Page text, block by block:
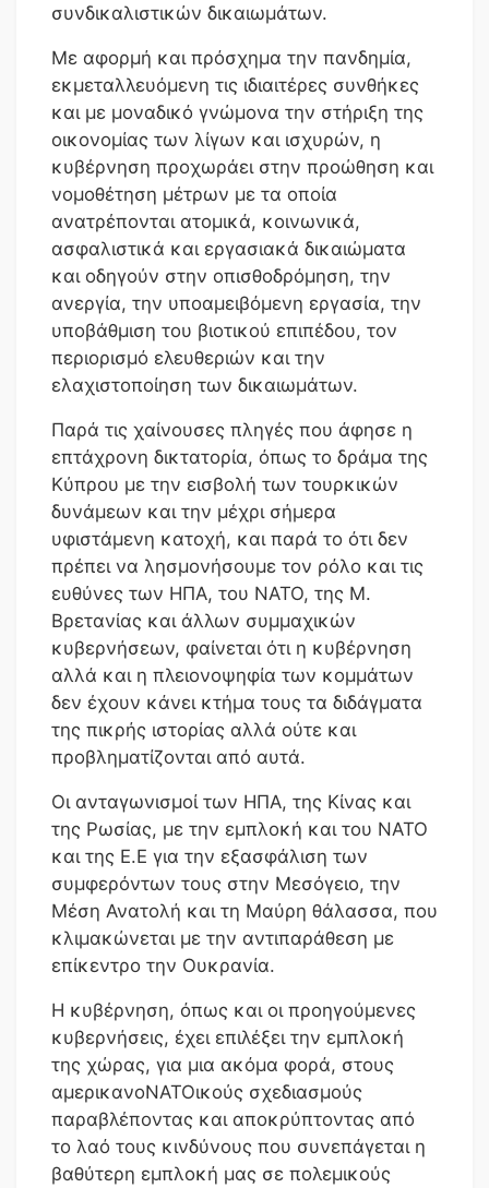
συνδικαλιστικών δικαιωμάτων.
Με αφορμή και πρόσχημα την πανδημία,
εκμεταλλευόμενη τις ιδιαιτέρες συνθήκες
και με μοναδικό γνώμονα την στήριξη της
οικονομίας των λίγων και ισχυρών, η
κυβέρνηση προχωράει στην προώθηση και
νομοθέτηση μέτρων με τα οποία
ανατρέπονται ατομικά, κοινωνικά,
ασφαλιστικά και εργασιακά δικαιώματα
και οδηγούν στην οπισθοδρόμηση, την
ανεργία, την υποαμειβόμενη εργασία, την
υποβάθμιση του βιοτικού επιπέδου, τον
περιορισμό ελευθεριών και την
ελαχιστοποίηση των δικαιωμάτων.
Παρά τις χαίνουσες πληγές που άφησε η
επτάχρονη δικτατορία, όπως το δράμα της
Κύπρου με την εισβολή των τουρκικών
δυνάμεων και την μέχρι σήμερα
υφιστάμενη κατοχή, και παρά το ότι δεν
πρέπει να λησμονήσουμε τον ρόλο και τις
ευθύνες των ΗΠΑ, του ΝΑΤΟ, της Μ.
Βρετανίας και άλλων συμμαχικών
κυβερνήσεων, φαίνεται ότι η κυβέρνηση
αλλά και η πλειονοψηφία των κομμάτων
δεν έχουν κάνει κτήμα τους τα διδάγματα
της πικρής ιστορίας αλλά ούτε και
προβληματίζονται από αυτά.
Οι ανταγωνισμοί των ΗΠΑ, της Κίνας και
της Ρωσίας, με την εμπλοκή και του ΝΑΤΟ
και της Ε.Ε για την εξασφάλιση των
συμφερόντων τους στην Μεσόγειο, την
Μέση Ανατολή και τη Μαύρη θάλασσα, που
κλιμακώνεται με την αντιπαράθεση με
επίκεντρο την Ουκρανία.
Η κυβέρνηση, όπως και οι προηγούμενες
κυβερνήσεις, έχει επιλέξει την εμπλοκή
της χώρας, για μια ακόμα φορά, στους
αμερικανοΝΑΤΟικούς σχεδιασμούς
παραβλέποντας και αποκρύπτοντας από
το λαό τους κινδύνους που συνεπάγεται η
βαθύτερη εμπλοκή μας σε πολεμικούς